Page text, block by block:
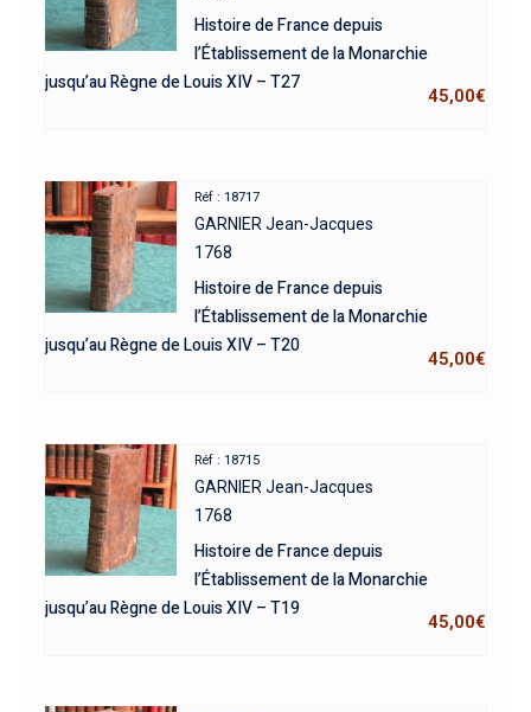
Histoire de France depuis
l’Établissement de la Monarchie
jusqu’au Règne de Louis XIV – T27
45,00€
Réf : 18717
GARNIER Jean-Jacques
1768
Histoire de France depuis
l’Établissement de la Monarchie
jusqu’au Règne de Louis XIV – T20
45,00€
Réf : 18715
GARNIER Jean-Jacques
1768
Histoire de France depuis
l’Établissement de la Monarchie
jusqu’au Règne de Louis XIV – T19
45,00€